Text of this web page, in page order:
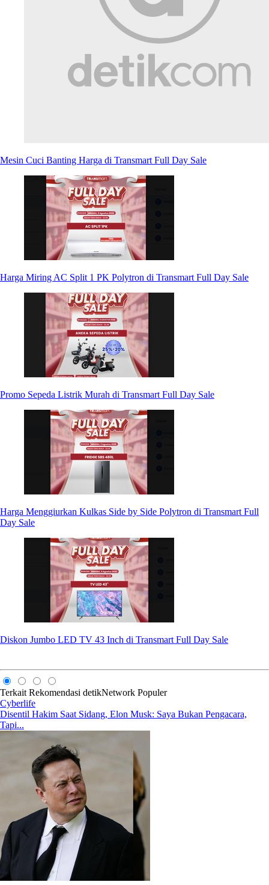
Mesin Cuci Banting Harga di Transmart Full Day Sale
Harga Miring AC Split 1 PK Polytron di Transmart Full Day Sale
Promo Sepeda Listrik Murah di Transmart Full Day Sale
Harga Menggiurkan Kulkas Side by Side Polytron di Transmart Full
Day Sale
Diskon Jumbo LED TV 43 Inch di Transmart Full Day Sale
Terkait Rekomendasi detikNetwork Populer
Cyberlife
Disentil Hakim Saat Sidang, Elon Musk: Saya Bukan Pengacara,
Tapi...